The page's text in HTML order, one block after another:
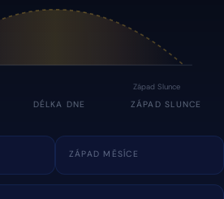
Západ Slunce
DÉLKA DNE ZÁPAD SLUNCE
ZÁPAD MĚSÍCE